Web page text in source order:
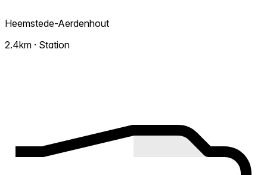
Heemstede-Aerdenhout
2.4km · Station